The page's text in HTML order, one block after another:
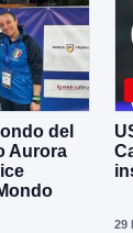
del
Aurora
29